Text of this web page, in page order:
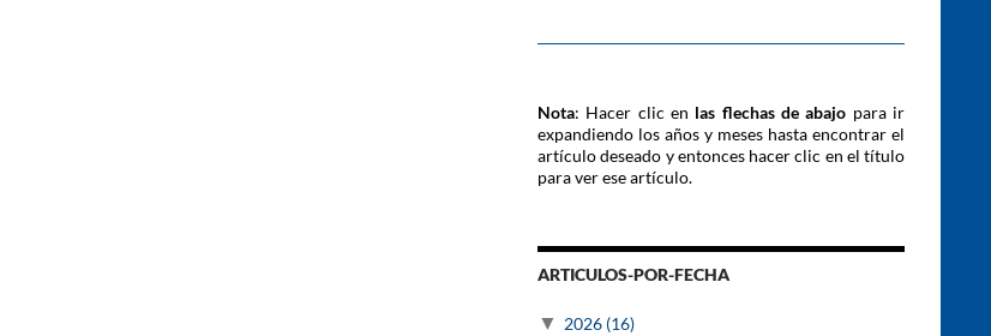
Nota: Hacer clic en las flechas de abajo para ir
expandiendo los años y meses hasta encontrar el
artículo deseado y entonces hacer clic en el título
para ver ese artículo.
ARTICULOS-POR-FECHA
▼ 2026 (16)